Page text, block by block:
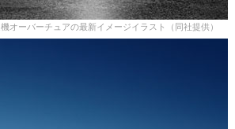
オーバーチュアの最新イメージイラスト（同社提供）